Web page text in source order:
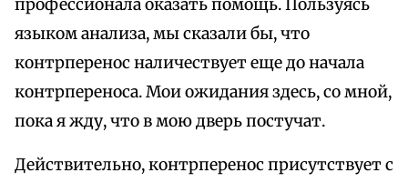
профессионала оказать помощь. Пользуясь
языком анализа, мы сказали бы, что
контрперенос наличествует еще до начала
контрпереноса. Мои ожидания здесь, со мной,
пока я жду, что в мою дверь постучат.
Действительно, контрперенос присутствует с